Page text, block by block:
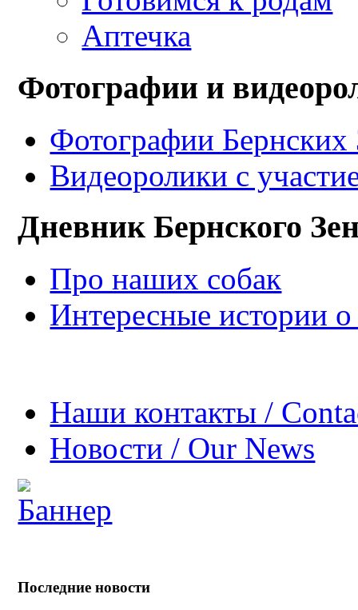
Аптечка
Фотографии и
Фотографии
Видеоролики с
Дневник Бернского
Про наших собак
Интересные истории
Наши контакты /
Новости / Our News
Последние новости